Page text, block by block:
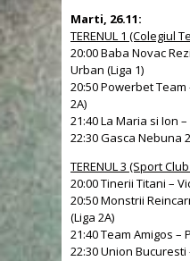
Marti, 26.11:
TERENUL 1 (Colegiul
20:00 Baba Novac
Urban (Liga 1)
20:50 Powerbet Team
2A)
21:40 La Maria si Ion
22:30 Gasca Nebuna
TERENUL 3 (Sport
20:00 Tinerii Titani –
20:50 Monstrii
(Liga 2A)
21:40 Team Amigos –
22:30 Union Bucuresti